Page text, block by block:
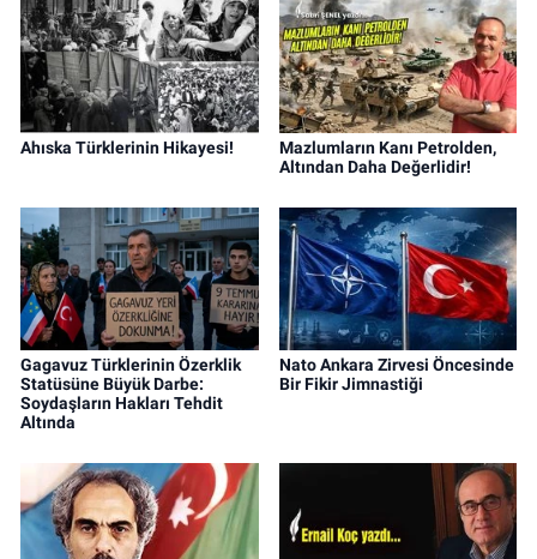
Ahıska Türklerinin Hikayesi!
Mazlumların Kanı Petrolden,
Altından Daha Değerlidir!
Gagavuz Türklerinin Özerklik
Statüsüne Büyük Darbe:
Soydaşların Hakları Tehdit
Altında
Nato Ankara Zirvesi Öncesinde
Bir Fikir Jimnastiği